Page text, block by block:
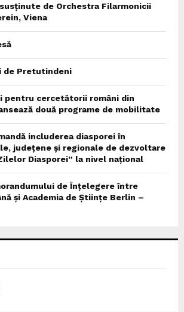
de Orchestra Filarmonicii
Viena
de Pretutindeni
pentru cercetătorii români din
două programe de mobilitate
includerea diasporei în
județene și regionale de dezvoltare
Diasporei” la nivel național
de Înțelegere între
și Academia de Științe Berlin –